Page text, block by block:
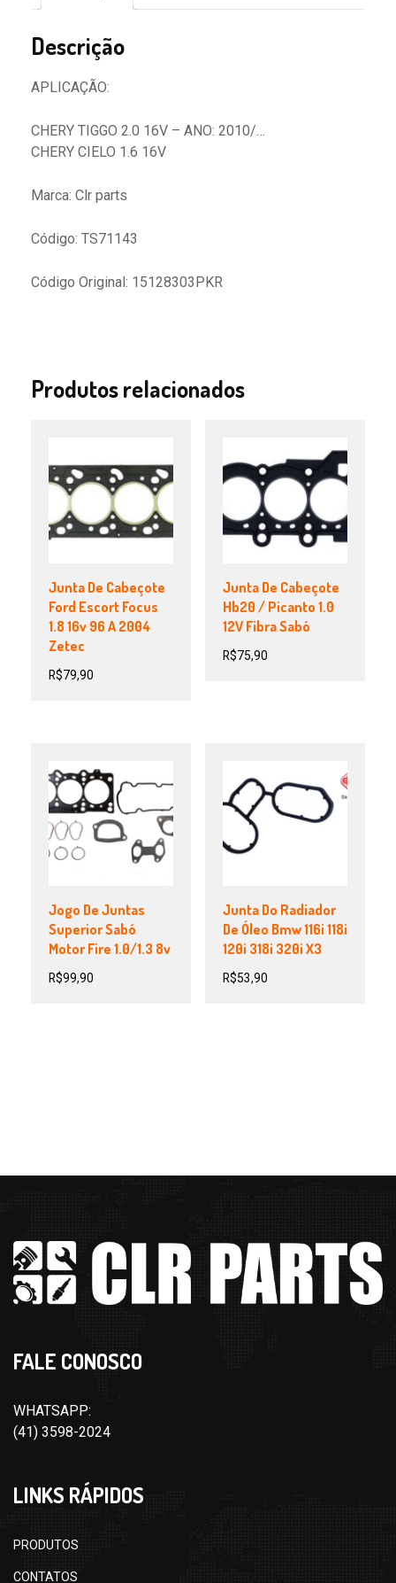
Descrição
APLICAÇÃO:
CHERY TIGGO 2.0 16V – ANO: 2010/…
CHERY CIELO 1.6 16V
Marca: Clr parts
Código: TS71143
Código Original: 15128303PKR
Produtos relacionados
Junta De Cabeçote
Ford Escort Focus
1.8 16v 96 A 2004
Zetec
R$79,90
Junta De Cabeçote
Hb20 / Picanto 1.0
12V Fibra Sabó
R$75,90
Jogo De Juntas
Superior Sabó
Motor Fire 1.0/1.3 8v
R$99,90
Junta Do Radiador
De Óleo Bmw 116i 118i
120i 318i 320i X3
R$53,90
FALE CONOSCO
WHATSAPP:
(41) 3598-2024
LINKS RÁPIDOS
PRODUTOS
CONTATOS